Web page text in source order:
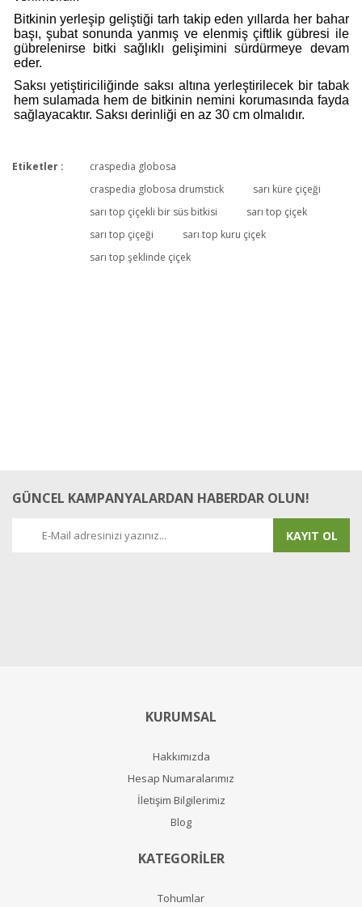
Bitkinin yerleşip geliştiği tarh takip eden yıllarda her bahar
başı, şubat sonunda yanmış ve elenmiş çiftlik gübresi ile
gübrelenirse bitki sağlıklı gelişimini sürdürmeye devam
eder.
Saksı yetiştiriciliğinde saksı altına yerleştirilecek bir tabak
hem sulamada hem de bitkinin nemini korumasında fayda
sağlayacaktır. Saksı derinliği en az 30 cm olmalıdır.
Bu ürüne ilk yorumu siz yapın!
Yorum Yaz
Etiketler :
craspedia globosa
craspedia globosa drumstick
sarı küre çiçeği
sarı top çiçekli bir süs bitkisi
sarı top çiçek
sarı top çiçeği
sarı top kuru çiçek
sarı top şeklinde çiçek
GÜNCEL KAMPANYALARDAN HABERDAR OLUN!
KAYIT OL
KURUMSAL
Hakkımızda
Hesap Numaralarımız
İletişim Bilgilerimiz
Blog
KATEGORİLER
Tohumlar